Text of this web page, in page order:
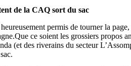
de la CAQ sort du sac
permis de tourner la
ce soient les grossiers propos
(et des riverains du secteur